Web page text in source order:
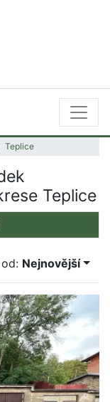
Teplice
Teplice
Nejnovější